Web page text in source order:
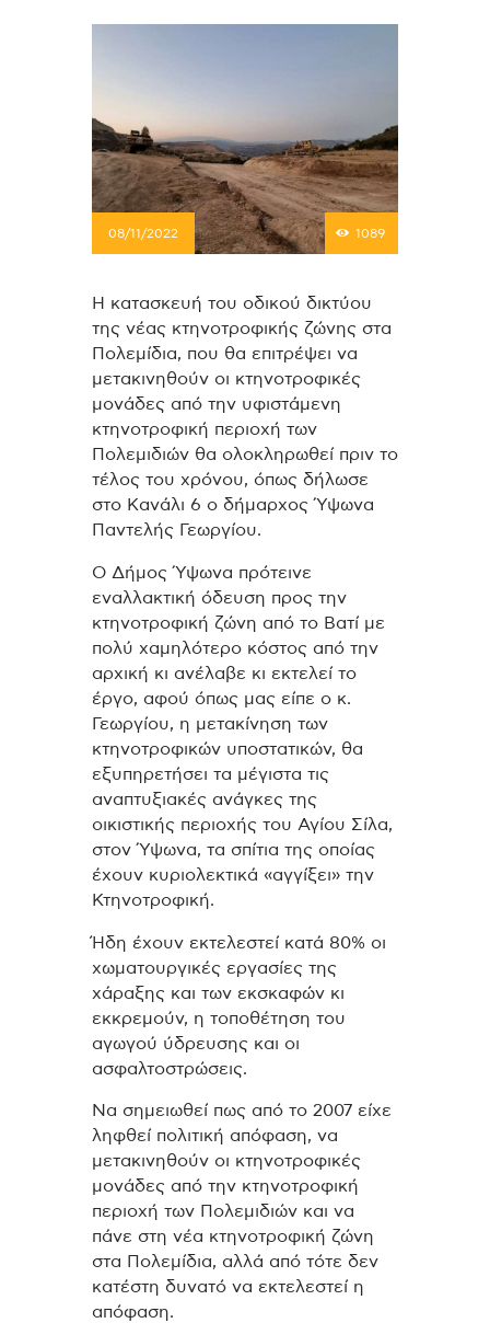
08/11/2022 1089
H κατασκευή του οδικού δικτύου
της νέας κτηνοτροφικής ζώνης στα
Πολεμίδια, που θα επιτρέψει να
μετακινηθούν οι κτηνοτροφικές
μονάδες από την υφιστάμενη
κτηνοτροφική περιοχή των
Πολεμιδιών θα ολοκληρωθεί πριν το
τέλος του χρόνου, όπως δήλωσε
στο Κανάλι 6 ο δήμαρχος Ύψωνα
Παντελής Γεωργίου.
Ο Δήμος Ύψωνα πρότεινε
εναλλακτική όδευση προς την
κτηνοτροφική ζώνη από το Βατί με
πολύ χαμηλότερο κόστος από την
αρχική κι ανέλαβε κι εκτελεί το
έργο, αφού όπως μας είπε ο κ.
Γεωργίου, η μετακίνηση των
κτηνοτροφικών υποστατικών, θα
εξυπηρετήσει τα μέγιστα τις
αναπτυξιακές ανάγκες της
οικιστικής περιοχής του Αγίου Σίλα,
στον Ύψωνα, τα σπίτια της οποίας
έχουν κυριολεκτικά «αγγίξει» την
Κτηνοτροφική.
Ήδη έχουν εκτελεστεί κατά 80% οι
χωματουργικές εργασίες της
χάραξης και των εκσκαφών κι
εκκρεμούν, η τοποθέτηση του
αγωγού ύδρευσης και οι
ασφαλτοστρώσεις.
Να σημειωθεί πως από το 2007 είχε
ληφθεί πολιτική απόφαση, να
μετακινηθούν οι κτηνοτροφικές
μονάδες από την κτηνοτροφική
περιοχή των Πολεμιδιών και να
πάνε στη νέα κτηνοτροφική ζώνη
στα Πολεμίδια, αλλά από τότε δεν
κατέστη δυνατό να εκτελεστεί η
απόφαση.